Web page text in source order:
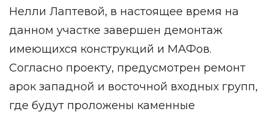
Нелли Лаптевой, в настоящее время на
данном участке завершен демонтаж
имеющихся конструкций и МАФов.
Согласно проекту, предусмотрен ремонт
арок западной и восточной входных групп,
где будут проложены каменные